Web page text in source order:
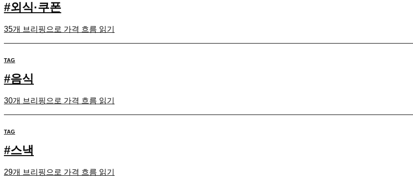
#외식·쿠폰
35개 브리핑으로 가격 흐름 읽기
TAG
#음식
30개 브리핑으로 가격 흐름 읽기
TAG
#스낵
29개 브리핑으로 가격 흐름 읽기